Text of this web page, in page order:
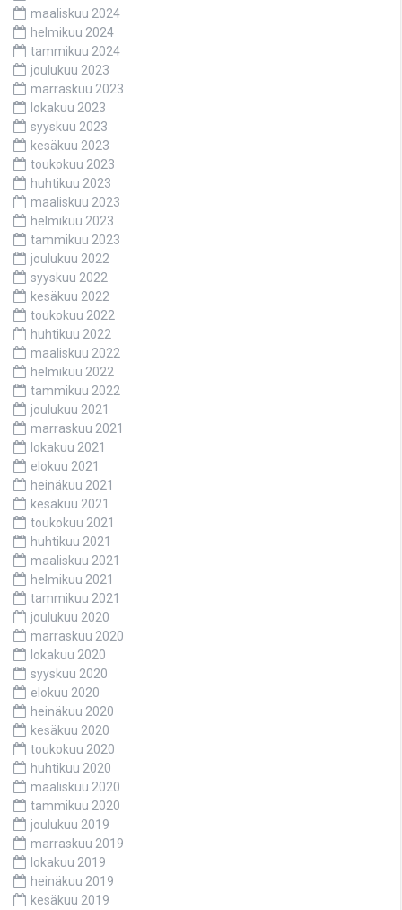
maaliskuu 2024
helmikuu 2024
tammikuu 2024
joulukuu 2023
marraskuu 2023
lokakuu 2023
syyskuu 2023
kesäkuu 2023
toukokuu 2023
huhtikuu 2023
maaliskuu 2023
helmikuu 2023
tammikuu 2023
joulukuu 2022
syyskuu 2022
kesäkuu 2022
toukokuu 2022
huhtikuu 2022
maaliskuu 2022
helmikuu 2022
tammikuu 2022
joulukuu 2021
marraskuu 2021
lokakuu 2021
elokuu 2021
heinäkuu 2021
kesäkuu 2021
toukokuu 2021
huhtikuu 2021
maaliskuu 2021
helmikuu 2021
tammikuu 2021
joulukuu 2020
marraskuu 2020
lokakuu 2020
syyskuu 2020
elokuu 2020
heinäkuu 2020
kesäkuu 2020
toukokuu 2020
huhtikuu 2020
maaliskuu 2020
tammikuu 2020
joulukuu 2019
marraskuu 2019
lokakuu 2019
heinäkuu 2019
kesäkuu 2019